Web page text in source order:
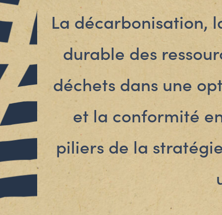
La décarbonisation,
durable des
déchets dans une
et la conformité
piliers de la